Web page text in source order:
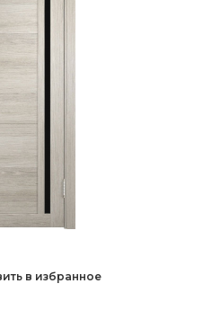
увеличить
в избранное